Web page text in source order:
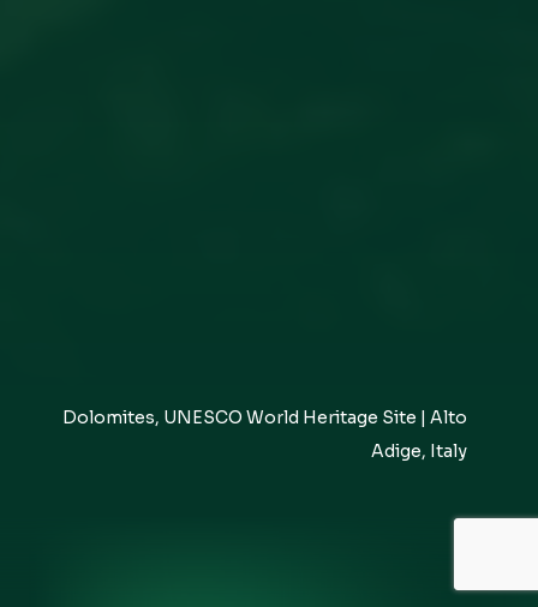
Dolomites, UNESCO World Heritage Site | Alto
Adige, Italy